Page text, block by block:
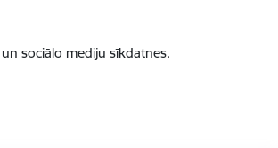
sociālo mediju sīkdatnes.